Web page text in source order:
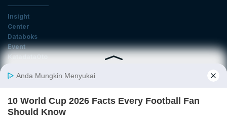
Insight
Center
Databoks
Event
KatadataOto
Email
Daftar